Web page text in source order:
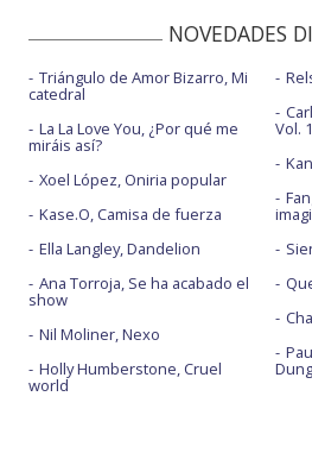
NOVEDADES
Triángulo de Amor Bizarro, Mi
catedral
La La Love You, ¿Por qué me
miráis así?
Xoel López, Oniria popular
Kase.O, Camisa de fuerza
Ella Langley, Dandelion
Ana Torroja, Se ha acabado el
show
Nil Moliner, Nexo
Holly Humberstone, Cruel
world
Vol. 1